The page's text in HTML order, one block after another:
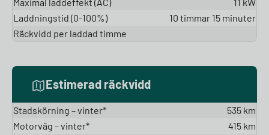
Laddningstid (0-100%)
10 timmar 15 minuter
Räckvidd per laddad timme
Estimerad räckvidd
Stadskörning – vinter*
535 km
Motorväg – vinter*
415 km